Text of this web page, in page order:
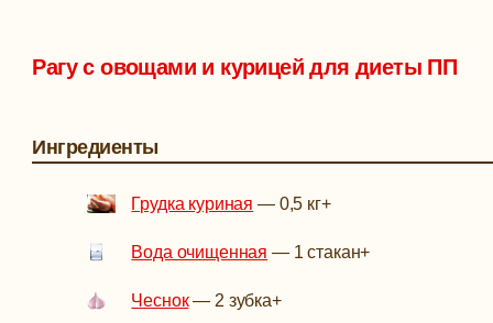
Рагу с овощами и курицей для диеты ПП
Ингредиенты
Грудка куриная — 0,5 кг+
Вода очищенная — 1 стакан+
Чеснок— 2 зубка+